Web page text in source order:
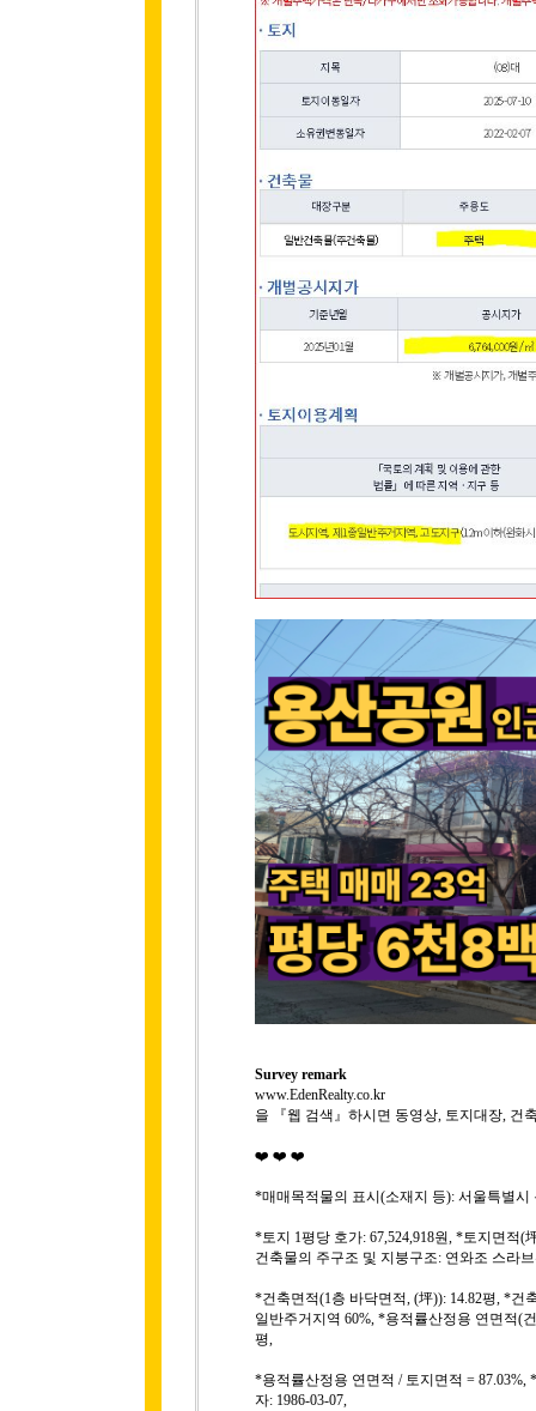
Survey remark
www.EdenRealty.co.kr
을 『웹 검색』하시면 동영상, 토지대장, 건
❤️ ❤️ ❤️
*매매목적물의 표시(소재지 등): 서울특별시
*토지 1평당 호가: 67,524,918원, *토지면적(
건축물의 주구조 및 지붕구조: 연와조 스라
*건축면적(1층 바닥면적, (坪)): 14.82평, *건
일반주거지역 60%, *용적률산정용 연면적(
평,
*용적률산정용 연면적 / 토지면적 =
자: 1986-03-07,